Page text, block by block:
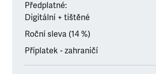
Předplatné:
Digitální + tištěné
Roční sleva (14 %)
Příplatek - zahraničí